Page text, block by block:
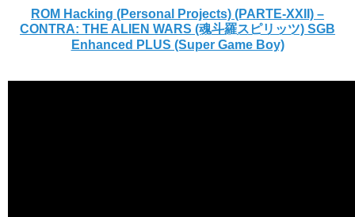
ROM Hacking (Personal Projects) (PARTE-XXII) –
CONTRA: THE ALIEN WARS (魂斗羅スピリッツ) SGB
Enhanced PLUS (Super Game Boy)